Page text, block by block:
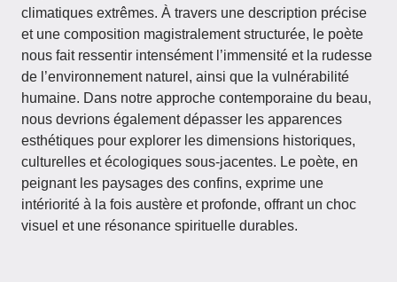
climatiques extrêmes. À travers une description précise
et une composition magistralement structurée, le poète
nous fait ressentir intensément l’immensité et la rudesse
de l’environnement naturel, ainsi que la vulnérabilité
humaine. Dans notre approche contemporaine du beau,
nous devrions également dépasser les apparences
esthétiques pour explorer les dimensions historiques,
culturelles et écologiques sous-jacentes. Le poète, en
peignant les paysages des confins, exprime une
intériorité à la fois austère et profonde, offrant un choc
visuel et une résonance spirituelle durables.